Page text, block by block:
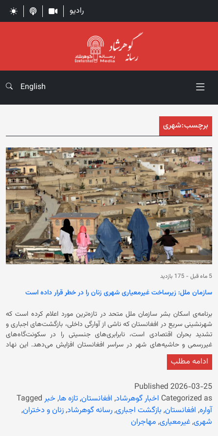
رادیو
English
برچسب:شهری
5 ماه قبل - 175 بازدید
سازمان ملل: زیرساخت‌ غیرمعیاری شهری زنان را در خطر قرار داده است
برنامه‌ی اسکان بشر سازمان ملل متحد در تازه‌ترین مورد اعلام کرده است که
شهرنشینی سریع در افغانستان که ناشی از آوارگی داخلی، بازگشت‌های اجباری و
تشدید بحران اقتصادی است، نابرابری‌های جنسیتی را در سکونت‌گاه‌های
غیررسمی و حاشیه‌‌های شهر در سراسر افغانستان افزایش می‌دهد. این نهاد
نظرسنجی‌هایی در جوامع با حضور جمعیت‌های زیاد به‌حاشیه‌رانده‌شده، دریافته
ادامه تاکید کرده است که با حاکمیت حکومت سرپرست، تقریباً همه مسیرهای
سنتی برای تأمین امنیت، کرامت و توان‌مندسازی زنان و دختران در افغانستان از
میان برداشته شده است. برنامه‌ی اسکان بشر ملل متحد، این مسیرها را آموزش
رسمی، آزادی‌ رفت‌وآمد در فضا‌های عمومی، کار و مشارکت عمومی و رهبری
ادامه مطلب
Published 2026-03-25
Categorized as اخبار گوهرشاد, افغانستان,تازه ها, خبر Tagged
آواره, افغانستان, بازگشت اجباری,رسانه گوهرشاد,زنان و دختران,
شهری,غیرمعیاری, مهاجران